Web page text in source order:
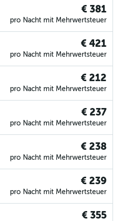
€ 381
pro Nacht mit Mehrwertsteuer
€ 421
pro Nacht mit Mehrwertsteuer
€ 212
pro Nacht mit Mehrwertsteuer
€ 237
pro Nacht mit Mehrwertsteuer
€ 238
pro Nacht mit Mehrwertsteuer
€ 239
pro Nacht mit Mehrwertsteuer
€ 355